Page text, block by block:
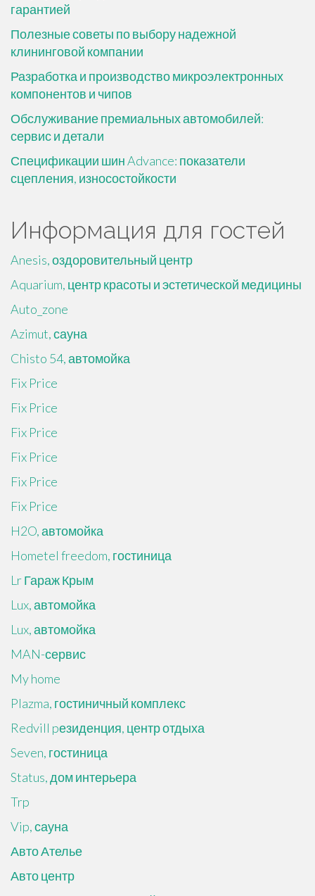
гарантией
Полезные советы по выбору надежной
клининговой компании
Разработка и производство микроэлектронных
компонентов и чипов
Обслуживание премиальных автомобилей:
сервис и детали
Спецификации шин Advance: показатели
сцепления, износостойкости
Информация для гостей
Anesis, оздоровительный центр
Aquarium, центр красоты и эстетической медицины
Auto_zone
Azimut, сауна
Chisto 54, автомойка
Fix Price
Fix Price
Fix Price
Fix Price
Fix Price
Fix Price
H2O, автомойка
Hometel freedom, гостиница
Lr Гараж Крым
Lux, автомойка
Lux, автомойка
MAN-сервис
My home
Plazma, гостиничный комплекс
Redvill pезиденция, центр отдыха
Seven, гостиница
Status, дом интерьера
Trp
Vip, сауна
Авто Ателье
Авто центр